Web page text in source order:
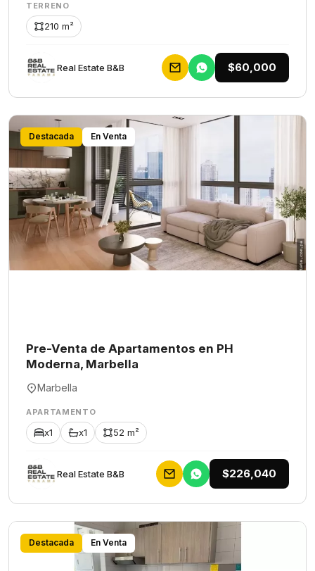
TERRENO
210 m²
Rеаl Еstаtе В&В $60,000
Destacada En Venta
Pre-Venta de Apartamentos en PH
Moderna, Marbella
Marbella
APARTAMENTO
x1 x1 52 m²
Rеаl Еstаtе В&В $226,040
Destacada En Venta